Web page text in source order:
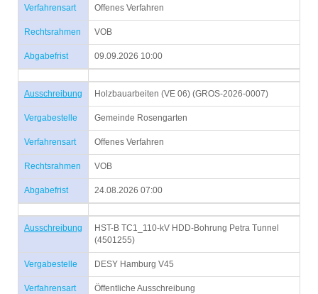
Verfahrensart Offenes Verfahren
Rechtsrahmen VOB
Abgabefrist 09.09.2026 10:00
Ausschreibung Holzbauarbeiten (VE 06) (GROS-2026-0007)
Vergabestelle Gemeinde Rosengarten
Verfahrensart Offenes Verfahren
Rechtsrahmen VOB
Abgabefrist 24.08.2026 07:00
Ausschreibung
HST-B TC1_110-kV HDD-Bohrung Petra Tunnel
(4501255)
Vergabestelle DESY Hamburg V45
Verfahrensart Öffentliche Ausschreibung